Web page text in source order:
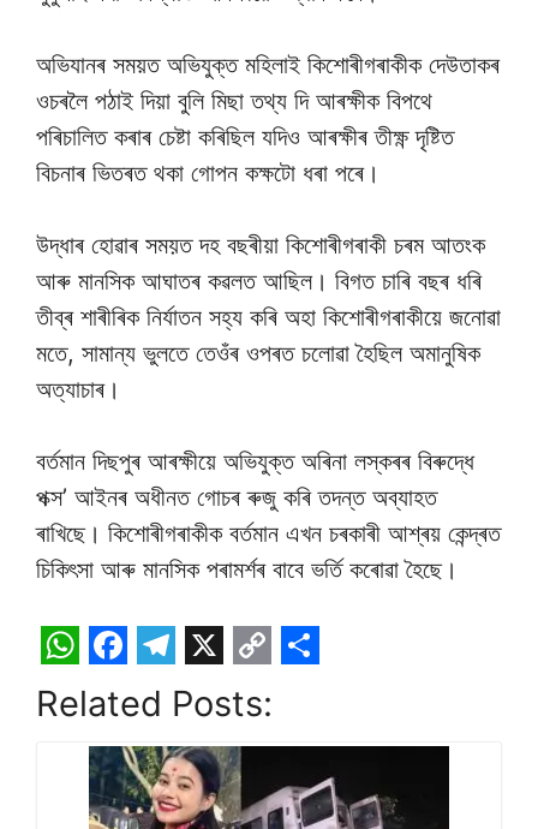
অভিযানৰ সময়ত অভিযুক্ত মহিলাই কিশোৰীগৰাকীক দেউতাকৰ
ওচৰলৈ পঠাই দিয়া বুলি মিছা তথ্য দি আৰক্ষীক বিপথে
পৰিচালিত কৰাৰ চেষ্টা কৰিছিল যদিও আৰক্ষীৰ তীক্ষ্ণ দৃষ্টিত
বিচনাৰ ভিতৰত থকা গোপন কক্ষটো ধৰা পৰে।
উদ্ধাৰ হোৱাৰ সময়ত দহ বছৰীয়া কিশোৰীগৰাকী চৰম আতংক
আৰু মানসিক আঘাতৰ কৱলত আছিল। বিগত চাৰি বছৰ ধৰি
তীব্ৰ শাৰীৰিক নিৰ্যাতন সহ্য কৰি অহা কিশোৰীগৰাকীয়ে জনোৱা
মতে, সামান্য ভুলতে তেওঁৰ ওপৰত চলোৱা হৈছিল অমানুষিক
অত্যাচাৰ।
বৰ্তমান দিছপুৰ আৰক্ষীয়ে অভিযুক্ত অৰিনা লস্কৰৰ বিৰুদ্ধে
পক্স’ আইনৰ অধীনত গোচৰ ৰুজু কৰি তদন্ত অব্যাহত
ৰাখিছে। কিশোৰীগৰাকীক বৰ্তমান এখন চৰকাৰী আশ্ৰয় কেন্দ্ৰত
চিকিৎসা আৰু মানসিক পৰামৰ্শৰ বাবে ভৰ্তি কৰোৱা হৈছে।
W
h
F
a
c
e
T
e
l
e
X
C
o
p
y
a
r
Related Posts: